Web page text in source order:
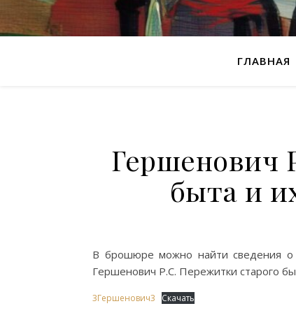
ГЛАВНАЯ
Гершенович
быта и
В брошюре можно найти сведения о
Гершенович Р.С. Пережитки старого
3Гершенович3 Скачать